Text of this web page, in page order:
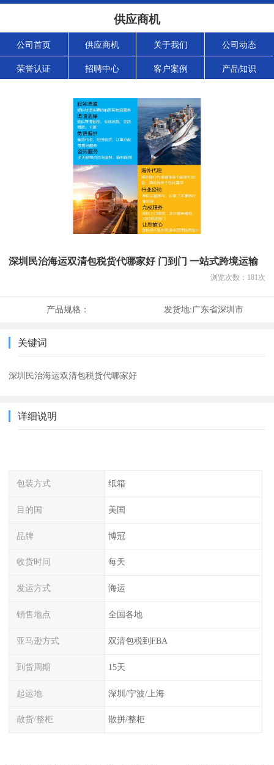
供应商机
公司首页 供应商机 关于我们 公司动态
荣誉认证 招聘中心 客户案例 产品知识
深圳民治海运双清包税货代哪家好 门到门 一站式跨境运输
浏览次数： 181次
产品规格： 发货地:广东省深圳市
关键词
深圳民治海运双清包税货代哪家好
详细说明
包装方式 纸箱
目的国 美国
品牌 博冠
收货时间 每天
发运方式 海运
销售地点 全国各地
亚马逊方式 双清包税到FBA
到货周期 15天
起运地 深圳/宁波/上海
散货/整柜 散拼/整柜